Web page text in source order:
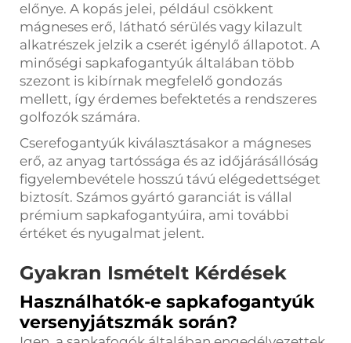
előnye. A kopás jelei, például csökkent
mágneses erő, látható sérülés vagy kilazult
alkatrészek jelzik a cserét igénylő állapotot. A
minőségi sapkafogantyúk általában több
szezont is kibírnak megfelelő gondozás
mellett, így érdemes befektetés a rendszeres
golfozók számára.
Cserefogantyúk kiválasztásakor a mágneses
erő, az anyag tartóssága és az időjárásállóság
figyelembevétele hosszú távú elégedettséget
biztosít. Számos gyártó garanciát is vállal
prémium sapkafogantyúira, ami további
értéket és nyugalmat jelent.
Gyakran Ismételt Kérdések
Használhatók-e sapkafogantyúk
versenyjátszmák során?